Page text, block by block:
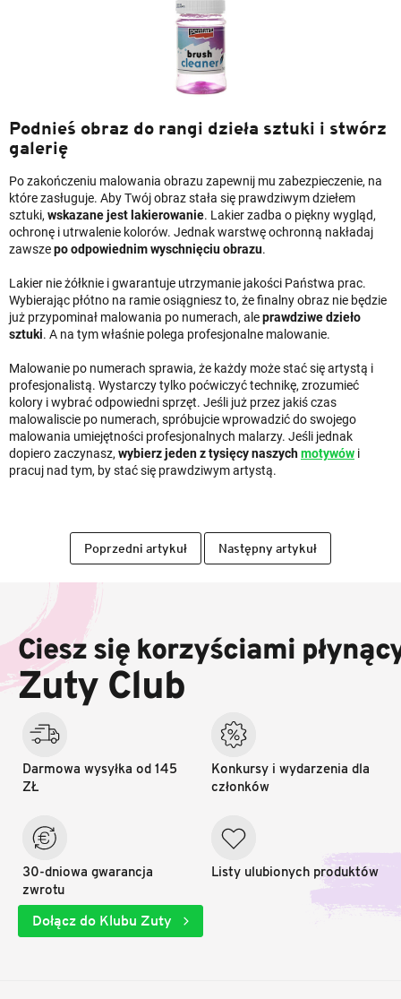
Podnieś obraz do rangi dzieła sztuki i stwórz
galerię
Po zakończeniu malowania obrazu zapewnij mu zabezpieczenie, na
które zasługuje. Aby Twój obraz stała się prawdziwym dziełem
sztuki, wskazane jest lakierowanie. Lakier zadba o piękny wygląd,
ochronę i utrwalenie kolorów. Jednak warstwę ochronną nakładaj
zawszepo odpowiednim wyschnięciu obrazu.
Lakier nie żółknie i gwarantuje utrzymanie jakości Państwa prac.
Wybierając płótno na ramie osiągniesz to, że finalny obraz nie będzie
już przypominał malowania po numerach, aleprawdziwe dzieło
sztuki. A na tym właśnie polega profesjonalne malowanie.
Malowanie po numerach sprawia, że każdy może stać się artystą i
profesjonalistą. Wystarczy tylko poćwiczyć technikę, zrozumieć
kolory i wybrać odpowiedni sprzęt. Jeśli już przez jakiś czas
malowaliscie po numerach, spróbujcie wprowadzić do swojego
malowania umiejętności profesjonalnych malarzy. Jeśli jednak
dopiero zaczynasz, wybierz jeden z tysięcy naszychmotywów i
pracuj nad tym, by stać się prawdziwym artystą.
Poprzedni artykuł Następny artykuł
p
k
a
Ciesz się korzyściami
Zuty Club
Darmowa wysyłka od 145
ZŁ
30-dniowa gwarancja
zwrotu
Konkursy i wydarzenia dla
członków
Listy ulubionych produktów
Dołącz do Klubu Zuty